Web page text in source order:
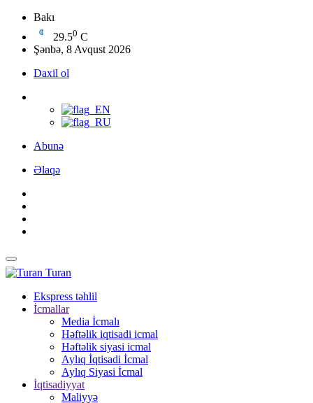
Bakı
29.50 C
Şənbə, 8 Avqust 2026
Daxil ol
Abunə
Əlaqə
Turan
Ekspress təhlil
İcmallar
Media İcmalı
Həftəlik iqtisadi icmal
Həftəlik siyasi icmal
Aylıq İqtisadi İcmal
Aylıq Siyasi İcmal
İqtisadiyyat
Maliyyə